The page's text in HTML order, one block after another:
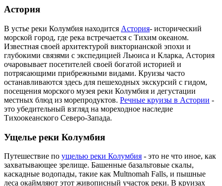
Астория
В устье реки Колумбия находится Астория- исторический
морской город, где река встречается с Тихим океаном.
Известная своей архитектурой викторианской эпохи и
глубокими связями с экспедицией Льюиса и Кларка, Астория
очаровывает посетителей своей богатой историей и
потрясающими прибрежными видами. Круизы часто
останавливаются здесь для пешеходных экскурсий с гидом,
посещения морского музея реки Колумбия и дегустации
местных блюд из морепродуктов. Речные круизы в Астории -
это убедительный взгляд на мореходное наследие
Тихоокеанского Северо-Запада.
Ущелье реки Колумбия
Путешествие по ущелью реки Колумбия - это не что иное, как
захватывающее зрелище. Башенные базальтовые скалы,
каскадные водопады, такие как Multnomah Falls, и пышные
леса окаймляют этот живописный участок реки. В круизах